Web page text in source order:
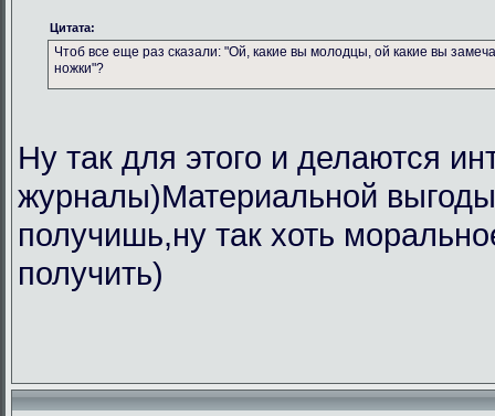
Цитата:
Чтоб все еще раз сказали: "Ой, какие вы молодцы, ой какие вы
ножки"?
Ну так для этого и делаются
журналы)Материальной
получишь,ну так хоть
получить)